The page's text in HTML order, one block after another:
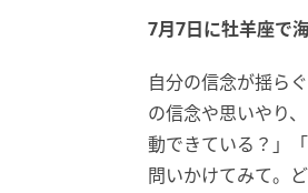
7月7日に牡羊座で
自分の信念が揺ら
の信念や思いやり
動できている？」
問いかけてみて。